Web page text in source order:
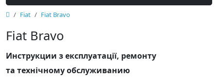
Fiat Fiat Bravo
Fiat Bravo
Инструкции з експлуатації, ремонту
та технічному обслуживанию